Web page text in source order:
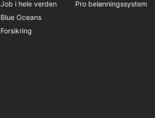
Job i hele verden
Blue Oceans
Forsikring
Pro belønningssystem